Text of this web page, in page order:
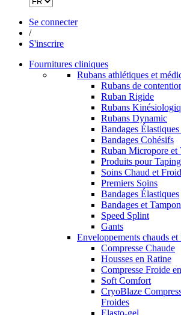
Se connecter
/
S'inscrire
Fournitures cliniques
Rubans athlétiques et
Rubans de
Ruban Rigide
Rubans
Rubans Dynamic
Bandages
Bandages Cohésifs
Ruban Micropore et
Produits pour Taping
Soins Chaud et Froid
Premiers Soins
Bandages Élastiques
Bandages et
Speed Splint
Gants
Enveloppements chauds
Compresse Chaude
Housses en Ratine
Compresse Froide
Soft Comfort
CryoBlaze
Froides